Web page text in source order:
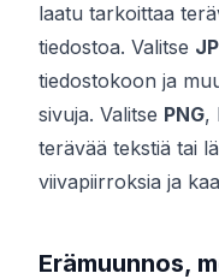
laatu tarkoittaa
tiedostoa. Valitse
tiedostokoon ja
sivuja. Valitse PNG,
terävää tekstiä tai
viivapiirroksia ja
Erämuunnos,